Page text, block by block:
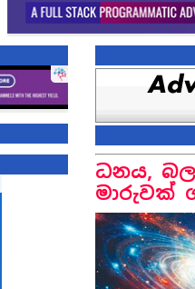
ධනය,
මාරුවක්